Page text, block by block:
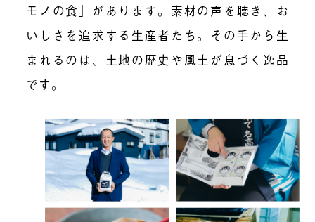
モノの食」があります。素材の声を聴き、お
いしさを追求する生産者たち。その手から生
まれるのは、土地の歴史や風土が息づく逸品
です。